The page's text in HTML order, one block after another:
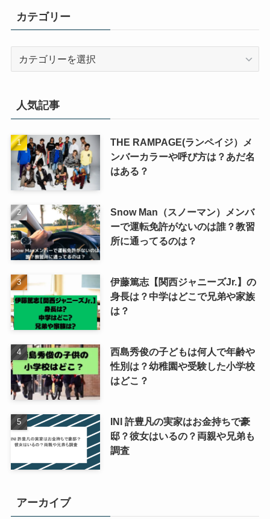
カテゴリー
ー
人気記事
THE RAMPAGE(ランペイジ）メ
ンバーカラーや呼び方は？あだ名
はある？
Snow Man（スノーマン）メンバ
ーで運転免許がないのは誰？教習
所に通ってるのは？
伊藤篤志【関西ジャニーズJr.】の
身長は？中学はどこで兄弟や家族
は？
西島秀俊の子どもは何人で年齢や
性別は？幼稚園や受験した小学校
はどこ？
INI 許豊凡の実家はお金持ちで豪
邸？彼女はいるの？両親や兄弟も
調査
アーカイブ